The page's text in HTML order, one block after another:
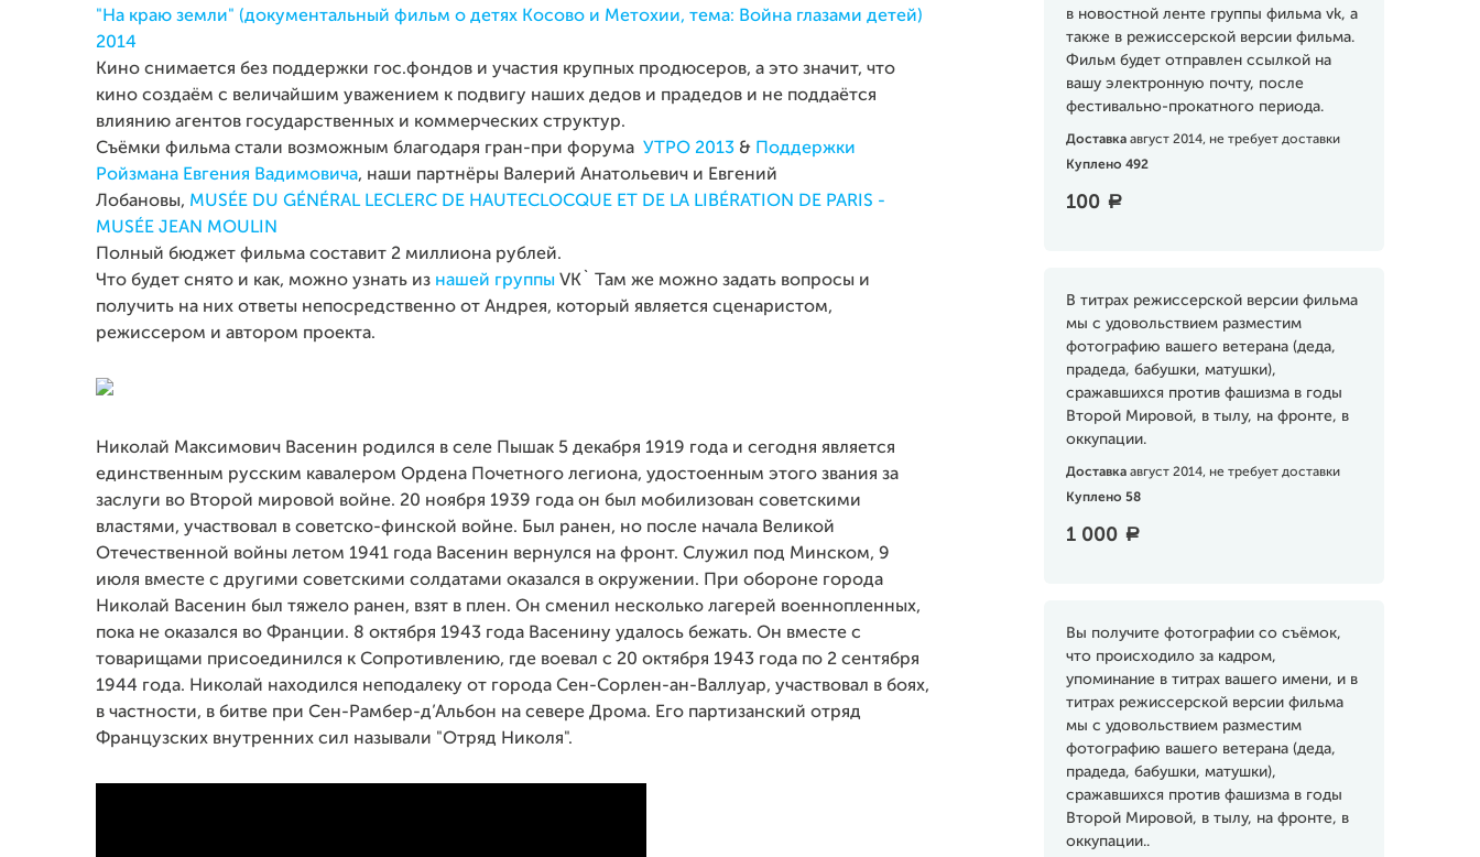
в новостной ленте группы фильма vk, а
также в режиссерской версии фильма.
Фильм будет отправлен ссылкой на
вашу электронную почту, после
фестивально-прокатного периода.
Доставка август 2014, не требует доставки
Куплено 492
100 a
В титрах режиссерской версии фильма
мы с удовольствием разместим
фотографию вашего ветерана (деда,
прадеда, бабушки, матушки),
сражавшихся против фашизма в годы
Второй Мировой, в тылу, на фронте, в
оккупации.
Доставка август 2014, не требует доставки
Куплено 58
1 000 a
Вы получите фотографии со съёмок,
что происходило за кадром,
упоминание в титрах вашего имени, и в
титрах режиссерской версии фильма
мы с удовольствием разместим
фотографию вашего ветерана (деда,
прадеда, бабушки, матушки),
сражавшихся против фашизма в годы
Второй Мировой, в тылу, на фронте, в
оккупации..
"На краю земли" (документальный фильм о детях Косово и Метохии, тема: Война глазами детей)
2014
Кино снимается без поддержки гос.фондов и участия крупных продюсеров, а это значит, что
кино создаём с величайшим уважением к подвигу наших дедов и прадедов и не поддаётся
влиянию агентов государственных и коммерческих структур.
Съёмки фильма стали возможным благодаря гран-при форума УТРО 2013 &
Поддержки
Ройзмана Евгения Вадимовича, наши партнёры Валерий Анатольевич и Евгений
Лобановы, MUSÉE DU GÉNÉRAL LECLERC DE HAUTECLOCQUE ET DE LA LIBÉRATION DE PARIS -
MUSÉE JEAN MOULIN
Полный бюджет фильма составит 2 миллиона рублей.
Что будет снято и как, можно узнать из нашей группы VK` Там же можно задать вопросы и
получить на них ответы непосредственно от Андрея, который является сценаристом,
режиссером и автором проекта.
Николай Максимович Васенин родился в селе Пышак 5 декабря 1919 года и сегодня является
единственным русским кавалером Ордена Почетного легиона, удостоенным этого звания за
заслуги во Второй мировой войне. 20 ноября 1939 года он был мобилизован советскими
властями, участвовал в советско-финской войне. Был ранен, но после начала Великой
Отечественной войны летом 1941 года Васенин вернулся на фронт. Служил под Минском, 9
июля вместе с другими советскими солдатами оказался в окружении. При обороне города
Николай Васенин был тяжело ранен, взят в плен. Он сменил несколько лагерей военнопленных,
пока не оказался во Франции. 8 октября 1943 года Васенину удалось бежать. Он вместе с
товарищами присоединился к Сопротивлению, где воевал с 20 октября 1943 года по 2 сентября
1944 года. Николай находился неподалеку от города Сен-Сорлен-ан-Валлуар, участвовал в боях,
в частности, в битве при Сен-Рамбер-д’Альбон на севере Дрома. Его партизанский отряд
Французских внутренних сил называли "Отряд Николя".